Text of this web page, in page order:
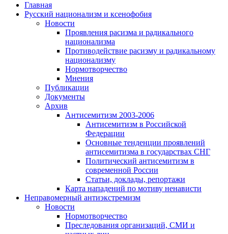
Главная
Русский национализм и ксенофобия
Новости
Проявления расизма и радикального
национализма
Противодействие расизму и радикальному
национализму
Нормотворчество
Мнения
Публикации
Документы
Архив
Антисемитизм 2003-2006
Антисемитизм в Российской
Федерации
Основные тенденции проявлений
антисемитизма в государствах СНГ
Политический антисемитизм в
современной России
Статьи, доклады, репортажи
Карта нападений по мотиву ненависти
Неправомерный антиэкстремизм
Новости
Нормотворчество
Преследования организаций, СМИ и